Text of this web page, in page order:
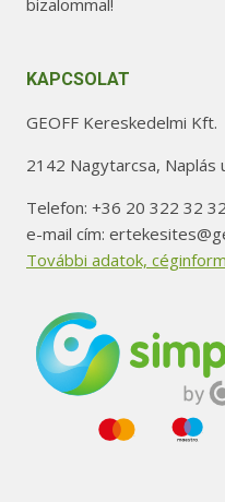
bizalommal!
KAPCSOLAT
GEOFF Kereskedelmi Kft.
2142 Nagytarcsa, Naplás
Telefon: +36 20 322 32
e-mail cím:
További adatok,